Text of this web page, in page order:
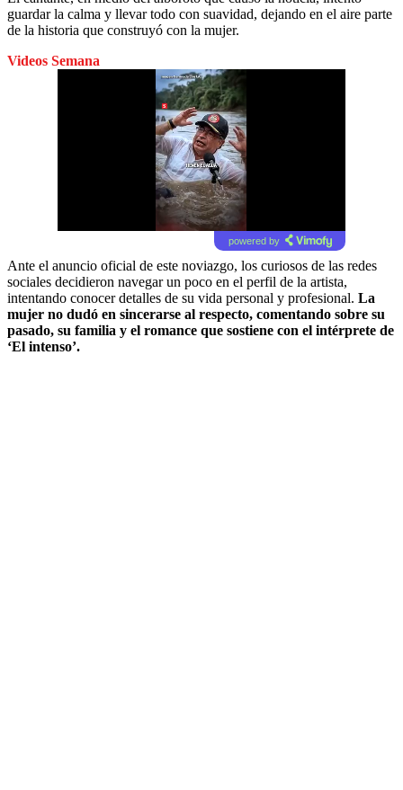
guardar la calma y llevar todo con suavidad, dejando en el aire parte
de la historia que construyó con la mujer.
Videos Semana
powered by
Ante el anuncio oficial de este noviazgo, los curiosos de las redes
sociales decidieron navegar un poco en el perfil de la artista,
intentando conocer detalles de su vida personal y profesional. La
mujer no dudó en sincerarse al respecto, comentando sobre su
pasado, su familia y el romance que sostiene con el intérprete de
‘El intenso’.